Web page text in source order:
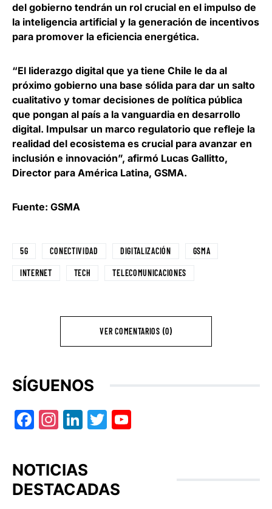
del gobierno tendrán un rol crucial en el impulso de
la inteligencia artificial y la generación de incentivos
para promover la eficiencia energética.
“El liderazgo digital que ya tiene Chile le da al
próximo gobierno una base sólida para dar un salto
cualitativo y tomar decisiones de política pública
que pongan al país a la vanguardia en desarrollo
digital. Impulsar un marco regulatorio que refleje la
realidad del ecosistema es crucial para avanzar en
inclusión e innovación”, afirmó Lucas Gallitto,
Director para América Latina, GSMA.
Fuente: GSMA
5G CONECTIVIDAD DIGITALIZACIÓN GSMA
INTERNET TECH TELECOMUNICACIONES
VER COMENTARIOS (0)
SÍGUENOS
Facebook
Instagram
LinkedIn
Twitter
NOTICIAS
DESTACADAS